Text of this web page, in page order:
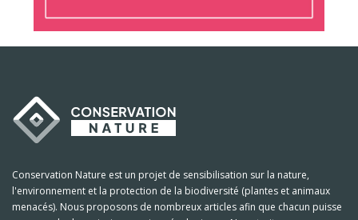
Conservation Nature est un projet de sensibilisation sur la nature,
l'environnement et la protection de la biodiversité (plantes et animaux
menacés). Nous proposons de nombreux articles afin que chacun puisse